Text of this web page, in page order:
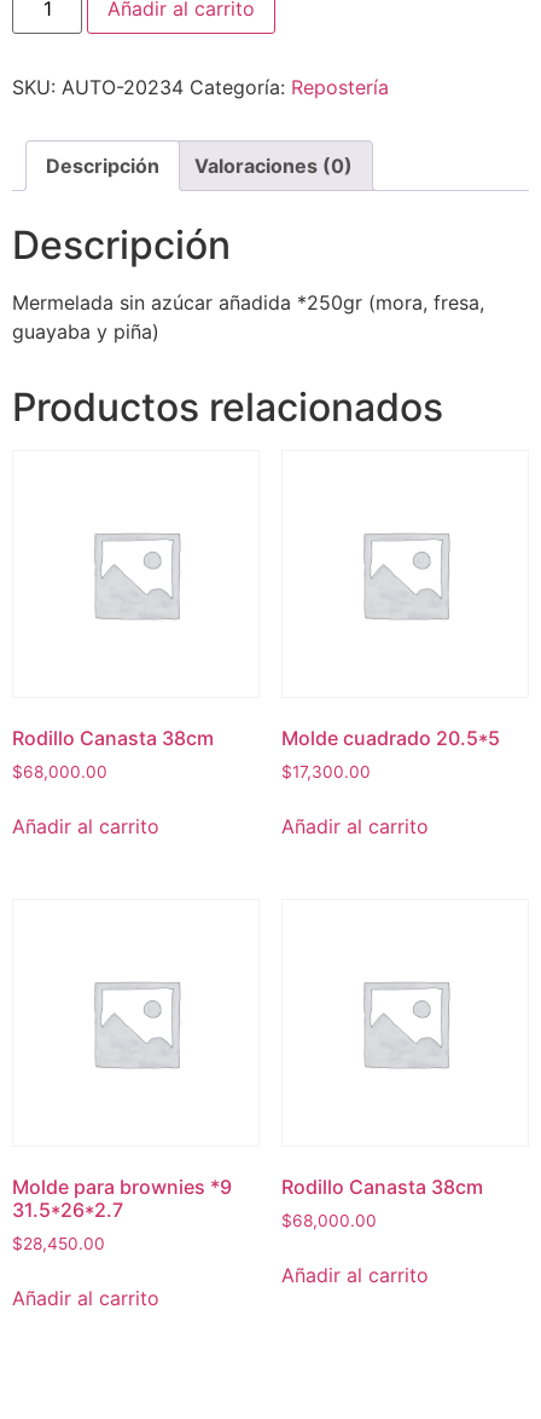
Añadir al carrito
SKU: AUTO-20234 Categoría: Repostería
Descripción Valoraciones (0)
Descripción
Mermelada sin azúcar añadida *250gr (mora, fresa,
guayaba y piña)
Productos relacionados
Rodillo Canasta 38cm
$68,000.00
Añadir al carrito
Molde cuadrado 20.5*5
$17,300.00
Añadir al carrito
Molde para brownies *9
31.5*26*2.7
$28,450.00
Añadir al carrito
Rodillo Canasta 38cm
$68,000.00
Añadir al carrito